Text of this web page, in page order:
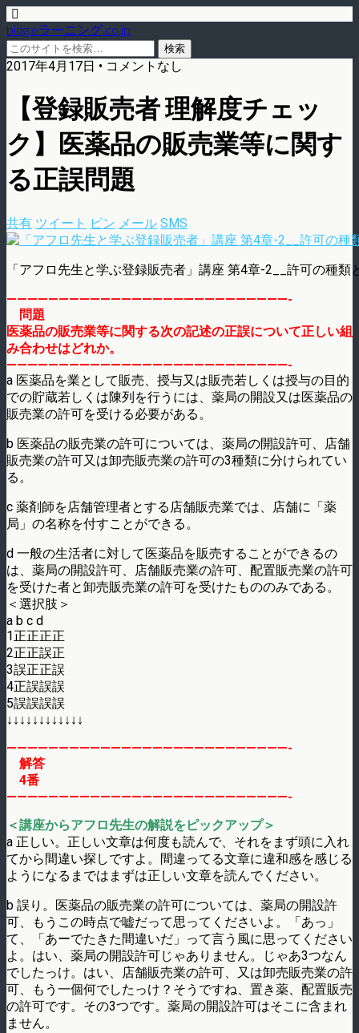
blog.eラーニング.co.jp
2017年4月17日 • コメントなし
【登録販売者 理解度チェッ
ク】医薬品の販売業等に関す
る正誤問題
共有 ツイート ピン メール SMS
「アフロ先生と学ぶ登録販売者」講座 第4章-2__許可の種類
———————————————————————————-
問題
医薬品の販売業等に関する次の記述の正誤について正しい組
み合わせはどれか。
———————————————————————————-
a 医薬品を業として販売、授与又は販売若しくは授与の目的
での貯蔵若しくは陳列を行うには、薬局の開設又は医薬品の
販売業の許可を受ける必要がある。
b 医薬品の販売業の許可については、薬局の開設許可、店舗
販売業の許可又は卸売販売業の許可の3種類に分けられてい
る。
c 薬剤師を店舗管理者とする店舗販売業では、店舗に「薬
局」の名称を付すことができる。
d 一般の生活者に対して医薬品を販売することができるの
は、薬局の開設許可、店舗販売業の許可、配置販売業の許可
を受けた者と卸売販売業の許可を受けたもののみである。
＜選択肢＞
a b c d
1正正正正
2正正誤正
3誤正正誤
4正誤誤誤
5誤誤誤誤
↓↓↓↓↓↓↓↓↓↓↓↓
———————————————————————————-
解答
4番
———————————————————————————-
＜講座からアフロ先生の解説をピックアップ＞
a 正しい。正しい文章は何度も読んで、それをまず頭に入れ
てから間違い探しですよ。間違ってる文章に違和感を感じる
ようになるまではまずは正しい文章を読んでください。
b 誤り。医薬品の販売業の許可については、薬局の開設許
可、もうこの時点で嘘だって思ってくださいよ。「あっ」
て、「あーでたきた間違いだ」って言う風に思ってください
よ。はい、薬局の開設許可じゃありません。じゃあ3つなん
でしたっけ。はい、店舗販売業の許可、又は卸売販売業の許
可、もう一個何でしたっけ？そうですね、置き薬、配置販売
の許可です。その3つです。薬局の開設許可はそこに含まれ
ません。